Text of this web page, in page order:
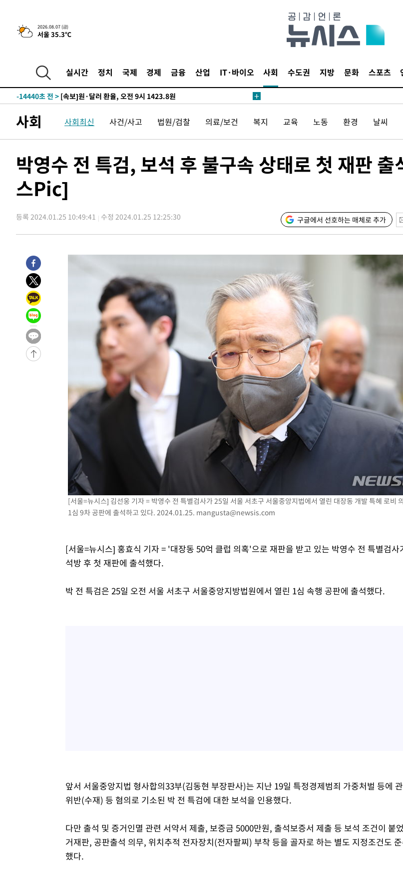
2026.08.07 (금)
서울 35.3℃
실시간 정치 국제 경제 금융 산업 IT·바이오 사회 수도권 지방 문화 스포츠
-17097초 전 >[속보]'300억원대 사기 혐의' 차가원 대표 구속 송치
-16291초 전 >"미 전국적 살모네라 식중독 원인은 멕시코산 할라피뇨"-- CDC
-14685초 전 >
[속보]합수본, '투표율 허위 입력' 중앙·서울·경기도 선관위 등 9곳
압수수색
-14440초 전 >
-14236초 전 > [속보]삼성전자·SK하이닉스 동반 강보합…1%대 상승 출발
-14190초 전 >
[속보]코스피, 6300선 재탈환…1.09% 오른 6365.07 개장
-11355초 전 >시리아 다마스쿠스 교외에서 미니버스 폭발.. 14명 부상, 3명은 중
-5617초 전 >이란, 호르무즈서 "적국 목표물들"과 대치로 남부 케슘섬에서 두차
례 큰 폭발음
-4332초 전 >
[속보]美, 폴리실리콘 수입 규제…파생제품 15% 관세, 120일 후 발
효
-2483초 전 >[속보]트럼프, 美 원정출산 금지 행정명령 서명
-28916초 전 >[속보]국힘 윤리위, '돌려차기 발언' 진종오·서범수 징계 절차 개시
-24241초 전 >[속보] 7월 중국 수출 23.9%↑ 수입 27.5%↑…무역총액
-21267초 전 >
-17867초 전 >
민주 콩고 에볼라환자 4천명 돌파, 4053명 발생 1850명 사망
-17117초 전 >
[속보]'300억원대 사기 혐의' 차가원 대표 구속 송치
-16311초 전 >
"미 전국적 살모네라 식중독 원인은 멕시코산 할라피뇨"-- CDC
-14824초 전 >
[속보]경찰·노동부, HL만도 평택사업장 끼임 사망 관련 압수수색
-14705초 전 >
[속보]합수본, '투표율 허위 입력' 중앙·서울·경기도 선관위 등 9곳
압수수색
-14460초 전 >
[속보]원·달러 환율, 오전 9시 1423.8원
-14256초 전 >
[속보]삼성전자·SK하이닉스 동반 강보합…1%대 상승 출발
[속보]코스닥, 5.95포인트(0.74%) 상승한 807.62개장
[속보]코스피, 6300선 재탈환…1.09% 오른 6365.07 개장
시리아 다마스쿠스 교외에서 미니버스 폭발.. 14명 부상, 3명은 중
입추에도 극한더위…서울 낮 39도 '폭염중대경보'
이란, 호르무즈서 "적국 목표물들"과 대치로 남부 케슘섬에서 두차
[속보]美, 폴리실리콘 수입 규제…파생제품 15% 관세, 120일 후 발
[속보]트럼프, 美 원정출산 금지 행정명령 서명
[속보] 뉴욕증시, 일제 하락 마감…나스닥 0.06%↓
사회 사회최신 사건/사고 법원/검찰 의료/보건 복지 교육 노동 환경 날씨
박영수 전 특검, 보석 후 불구속 상태로 첫 재판 출
스Pic]
등록 2024.01.25 10:49:41 수정 2024.01.25 12:25:30 구글에서 선호하는 매체로 추가
[서울=뉴시스] 김선웅 기자 = 박영수 전 특별검사가 25일 서울 서초구 서울중앙지법에서 열린 대장동 개발 특혜 로비
1심 9차 공판에 출석하고 있다. 2024.01.25. mangusta@newsis.com
[서울=뉴시스] 홍효식 기자 = '대장동 50억 클럽 의혹'으로 재판을 받고 있는 박영수 전 특별검사
석방 후 첫 재판에 출석했다.
박 전 특검은 25일 오전 서울 서초구 서울중앙지방법원에서 열린 1심 속행 공판에 출석했다.
앞서 서울중앙지법 형사합의33부(김동현 부장판사)는 지난 19일 특정경제범죄 가중처벌 등에
위반(수재) 등 혐의로 기소된 박 전 특검에 대한 보석을 인용했다.
다만 출석 및 증거인멸 관련 서약서 제출, 보증금 5000만원, 출석보증서 제출 등 보석 조건이 붙
거재판, 공판출석 의무, 위치추적 전자장치(전자팔찌) 부착 등을 골자로 하는 별도 지정조건도
했다.